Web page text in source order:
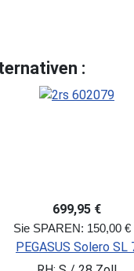
:
699,95 €
Sie SPAREN: 150,00 €
PEGASUS Solero SL